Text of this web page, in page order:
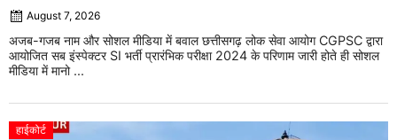
August 7, 2026
अजब-गजब नाम और सोशल मीडिया में बवाल छत्तीसगढ़ लोक सेवा आयोग CGPSC द्वारा
आयोजित सब इंस्पेक्टर SI भर्ती प्रारंभिक परीक्षा 2024 के परिणाम जारी होते ही सोशल
मीडिया में मानो ...
हाईकोर्ट